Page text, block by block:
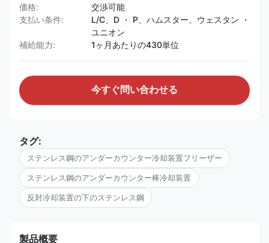
価格:
交渉可能
支払い条件:
L/C、D ・ P、ハムスター、ウェスタン ・
ユニオン
補給能力:
1ヶ月あたりの430単位
今すぐ問い合わせる
タグ:
ステンレス鋼のアンダーカウンター冷却装置フリーザー
ステンレス鋼のアンダーカウンター棒冷却装置
反対冷却装置の下のステンレス鋼
製品概要